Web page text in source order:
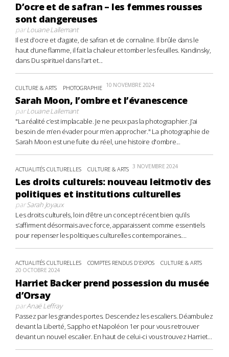
D’ocre et de safran – les femmes rousses
sont dangereuses
parLouane Lallemant
Il est d’ocre et d’agate, de safran et de cornaline. Il brûle dans le
haut d’une flamme, il fait la chaleur et tomber les feuilles. Kandinsky,
dans Du spirituel dans l’art et...
CULTURE & ARTS PHOTOGRAPHIE 10 NOVEMBRE 2024
Sarah Moon, l’ombre et l’évanescence
parLouane Lallemant
"La réalité c’est implacable. Je ne peux pas la photographier. J’ai
besoin de m’en évader pour m’en approcher." La photographie de
Sarah Moon est une fuite du réel, une histoire d'ombre...
ACTUALITÉS CULTURELLES CULTURE & ARTS 3 NOVEMBRE 2024
Les droits culturels: nouveau leitmotiv des
politiques et institutions culturelles
parSarah Joyaux
Les droits culturels, loin d’être un concept récent bien qu’ils
s’affirment désormais avec force, apparaissent comme essentiels
pour repenser les politiques culturelles contemporaines....
ACTUALITÉS CULTURELLES COMPTES RENDUS D'EXPOS CULTURE & ARTS
20 OCTOBRE 2024
Harriet Backer prend possession du musée
d’Orsay
parAnaë Leffray
Passez par les grandes portes. Descendez les escaliers. Déambulez
devant la Liberté, Sappho et Napoléon 1er pour vous retrouver
devant un nouvel escalier. En haut de celui-ci vous trouvez Harriet...